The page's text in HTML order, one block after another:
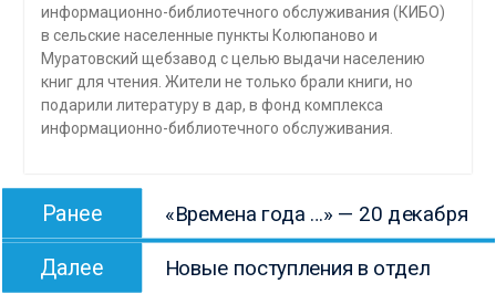
информационно-библиотечного обслуживания (КИБО)
в сельские населенные пункты Колюпаново и
Муратовский щебзавод с целью выдачи населению
книг для чтения. Жители не только брали книги, но
подарили литературу в дар, в фонд комплекса
информационно-библиотечного обслуживания.
Навигация
записям
Ранее
запись:
«Времена года …» — 20 декабря
Далее
запись:
Новые поступления в отдел